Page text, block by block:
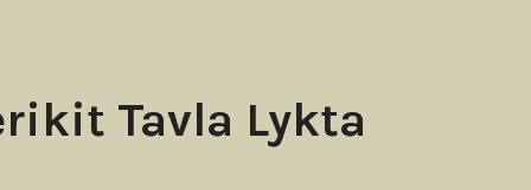
Tavla Lykta